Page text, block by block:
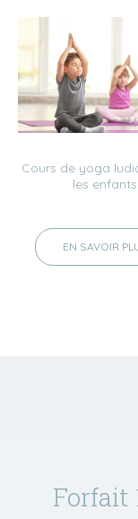
Cours de yoga
les enfants
EN SAVOIR
Forfait